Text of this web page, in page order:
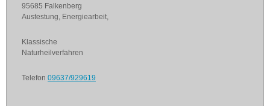
95685 Falkenberg
Austestung, Energiearbeit,
Klassische
Naturheilverfahren
Telefon 09637/929619